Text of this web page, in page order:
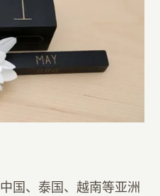
中国、泰国、越南等亚洲